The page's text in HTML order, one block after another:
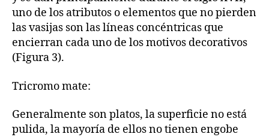
uno de los atributos o elementos que no pierden
las vasijas son las líneas concéntricas que
encierran cada uno de los motivos decorativos
(Figura 3).
Tricromo mate:
Generalmente son platos, la superficie no está
pulida, la mayoría de ellos no tienen engobe